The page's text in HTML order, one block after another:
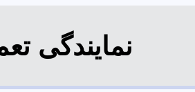
نمایندگی